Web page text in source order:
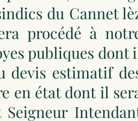
du Cannet
procédé à
publiques dont
devis estimatif
en état dont il